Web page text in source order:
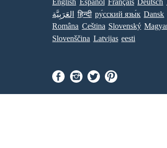
العَرَبِيَّة
हिन्दी ру́сский язы́к Dansk
Româna Ceština Slovenský
Slovenščina Latvijas eesti